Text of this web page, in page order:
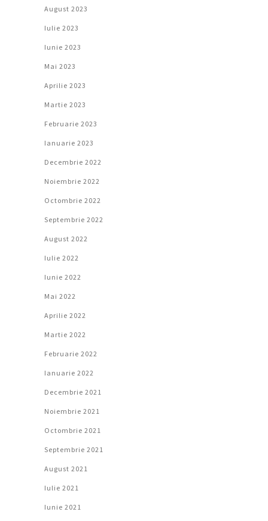
August 2023
Iulie 2023
Iunie 2023
Mai 2023
Aprilie 2023
Martie 2023
Februarie 2023
Ianuarie 2023
Decembrie 2022
Noiembrie 2022
Octombrie 2022
Septembrie 2022
August 2022
Iulie 2022
Iunie 2022
Mai 2022
Aprilie 2022
Martie 2022
Februarie 2022
Ianuarie 2022
Decembrie 2021
Noiembrie 2021
Octombrie 2021
Septembrie 2021
August 2021
Iulie 2021
Iunie 2021